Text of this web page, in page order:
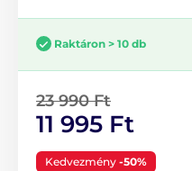
Raktáron > 10 db
23 990 Ft
11 995 Ft
Kedvezmény -50%